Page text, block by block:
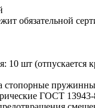
обязательной
10 шт (отпускается
стопорные
ГОСТ